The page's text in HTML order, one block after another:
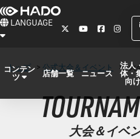
LANGUAGE
コンテン
ツ 店舗一覧 ニュース
法人
体・
向け
トップ > 公式大会＆イベント > 大
大会＆イベ